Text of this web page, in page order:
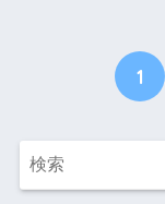
1